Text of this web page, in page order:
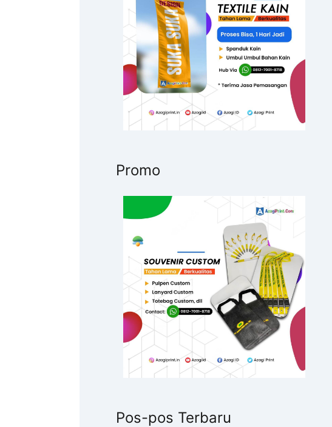
Promo
Pos-pos Terbaru